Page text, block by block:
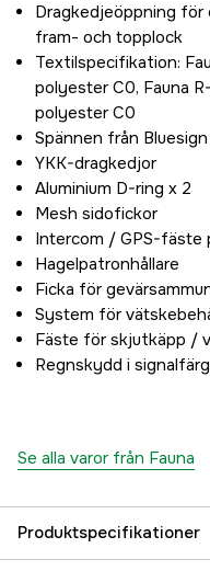
Dragkedjeöppning
fram- och topplock
Textilspecifikation:
polyester C0, Fauna
polyester C0
Spännen från
YKK-dragkedjor
Aluminium D-ring x 2
Mesh sidofickor
Intercom / GPS-fäste
Hagelpatronhållare
Ficka för
System för
Fäste för skjutkäpp /
Regnskydd i signalfärg
Se alla varor från Fauna
Produktspecifikationer